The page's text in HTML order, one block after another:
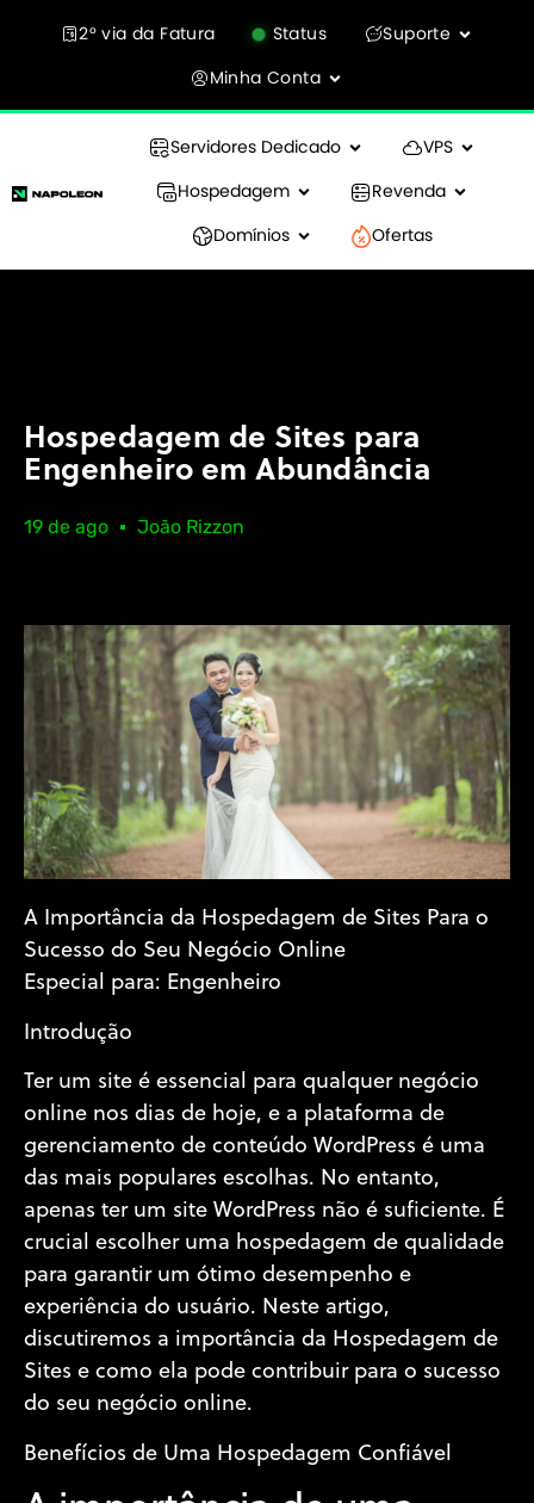
2° via da Fatura Status
Suporte
Minha Conta
Servidores Dedicado
VPS
Hospedagem
Revenda
Domínios
Ofertas
Hospedagem de Sites para
Engenheiro em Abundância
19 de ago João Rizzon
A Importância da Hospedagem de Sites Para o
Sucesso do Seu Negócio Online
Especial para: Engenheiro
Introdução
Ter um site é essencial para qualquer negócio
online nos dias de hoje, e a plataforma de
gerenciamento de conteúdo WordPress é uma
das mais populares escolhas. No entanto,
apenas ter um site WordPress não é suficiente. É
crucial escolher uma hospedagem de qualidade
para garantir um ótimo desempenho e
experiência do usuário. Neste artigo,
discutiremos a importância da Hospedagem de
Sites e como ela pode contribuir para o sucesso
do seu negócio online.
Benefícios de Uma Hospedagem Confiável